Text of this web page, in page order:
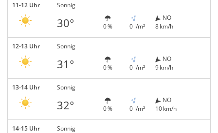
11-12 Uhr Sonnig
30° 0 % 0 l/m²
NO
8 km/h
12-13 Uhr Sonnig
31° 0 % 0 l/m²
NO
9 km/h
13-14 Uhr Sonnig
32° 0 % 0 l/m²
NO
10 km/h
14-15 Uhr Sonnig